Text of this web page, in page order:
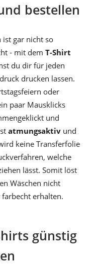
bestellen
ist gar nicht so
- mit dem T-Shirt
du dir für jeden
drucken lassen.
oder
paar Mausklicks
und
atmungsaktiv und
keine Transferfolie
welche
lässt. Somit löst
Wäschen nicht
erhalten.
günstig